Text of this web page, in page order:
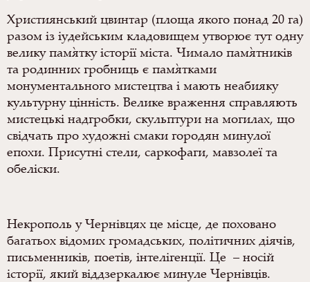
Християнський цвинтар (площа якого понад 20 га)
разом із іудейським кладовищем утворює тут одну
велику пам`ятку історії міста. Чимало пам`ятників
та родинних гробниць є пам`ятками
монументального мистецтва і мають неабияку
культурну цінність. Велике враження справляють
мистецькі надгробки, скульптури на могилах, що
свідчать про художні смаки городян минулої
епохи. Присутні стели, саркофаги, мавзолеї та
обеліски.
Некрополь у Чернівцях це місце, де поховано
багатьох відомих громадських, політичних діячів,
письменників, поетів, інтелігенції. Це – носій
історії, який віддзеркалює минуле Чернівців.